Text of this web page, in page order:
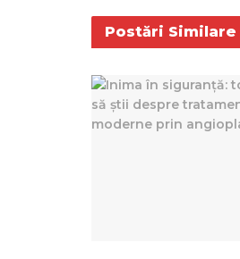
Postări Similare